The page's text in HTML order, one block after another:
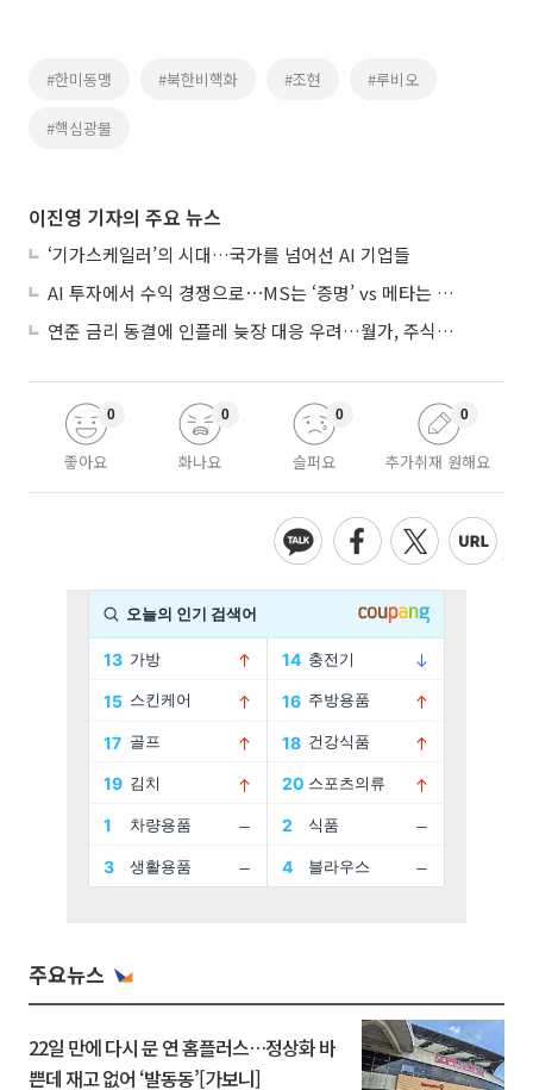
#한미동맹 #북한비핵화 #조현 #루비오
#핵심광물
이진영 기자의 주요 뉴스
‘기가스케일러’의 시대…국가를 넘어선 AI 기업들
AI 투자에서 수익 경쟁으로⋯MS는 ‘증명’ vs 메타는 ‘숙제’
연준 금리 동결에 인플레 늦장 대응 우려…월가, 주식도 채권도 던졌다
좋아요
0
화나요
0
슬퍼요
0
추가취재 원해요
0
주요뉴스
22일 만에 다시 문 연 홈플러스…정상화 바
쁜데 재고 없어 ‘발동동’[가보니]